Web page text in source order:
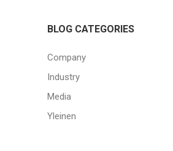
BLOG CATEGORIES
Company
Industry
Media
Yleinen